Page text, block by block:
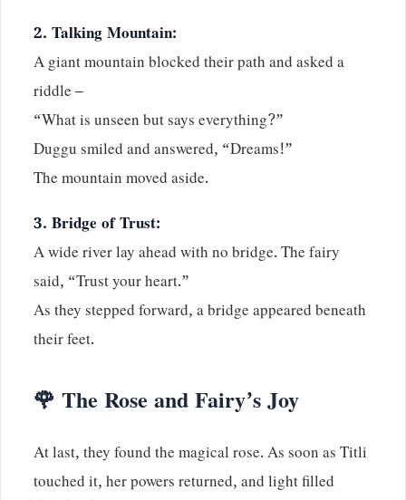
2. Talking Mountain:
A giant mountain blocked their path and asked a
riddle –
“What is unseen but says everything?”
Duggu smiled and answered, “Dreams!”
The mountain moved aside.
3. Bridge of Trust:
A wide river lay ahead with no bridge. The fairy
said, “Trust your heart.”
As they stepped forward, a bridge appeared beneath
their feet.
🌹 The Rose and Fairy’s Joy
At last, they found the magical rose. As soon as Titli
touched it, her powers returned, and light filled